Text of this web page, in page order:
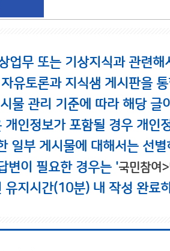
업무 또는 기상지식과 관련
유토론과 지식샘 게시판을
물 관리 기준에 따라 해당 글
인정보가 포함될 경우 개인
일부 게시물에 대해서는 선
변이 필요한 경우는 '국민참여
유지시간(10분) 내 작성 완료